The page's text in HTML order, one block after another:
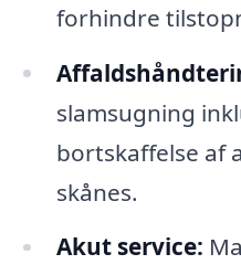
forhindre
slamsugning
bortskaffelse af
skånes.
Akut service: